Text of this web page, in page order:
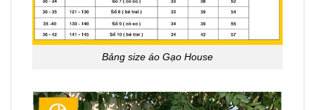
Bảng size áo Gạo House